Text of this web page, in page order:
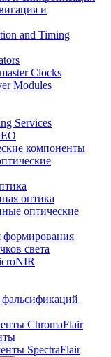
и
and Timing
Clocks
Modules
Services
компоненты
оптика
оптические
формирования
света
фальсификаций
ChromaFlair
SpectraFlair